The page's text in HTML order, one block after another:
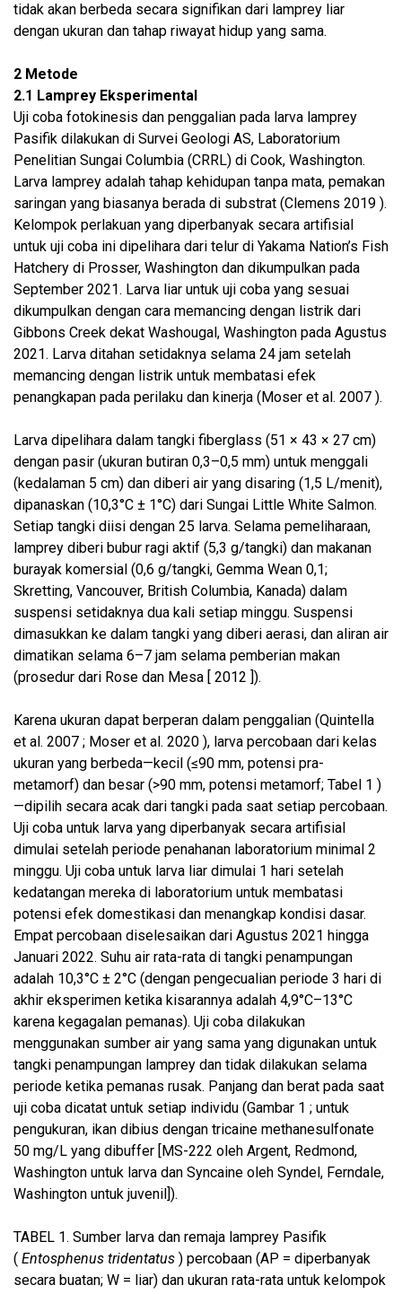
tidak akan berbeda secara signifikan dari lamprey liar
dengan ukuran dan tahap riwayat hidup yang sama.
2 Metode
2.1 Lamprey Eksperimental
Uji coba fotokinesis dan penggalian pada larva lamprey
Pasifik dilakukan di Survei Geologi AS, Laboratorium
Penelitian Sungai Columbia (CRRL) di Cook, Washington.
Larva lamprey adalah tahap kehidupan tanpa mata, pemakan
saringan yang biasanya berada di substrat (Clemens 2019 ).
Kelompok perlakuan yang diperbanyak secara artifisial
untuk uji coba ini dipelihara dari telur di Yakama Nation’s Fish
Hatchery di Prosser, Washington dan dikumpulkan pada
September 2021. Larva liar untuk uji coba yang sesuai
dikumpulkan dengan cara memancing dengan listrik dari
Gibbons Creek dekat Washougal, Washington pada Agustus
2021. Larva ditahan setidaknya selama 24 jam setelah
memancing dengan listrik untuk membatasi efek
penangkapan pada perilaku dan kinerja (Moser et al. 2007 ).
Larva dipelihara dalam tangki fiberglass (51 × 43 × 27 cm)
dengan pasir (ukuran butiran 0,3–0,5 mm) untuk menggali
(kedalaman 5 cm) dan diberi air yang disaring (1,5 L/menit),
dipanaskan (10,3°C ± 1°C) dari Sungai Little White Salmon.
Setiap tangki diisi dengan 25 larva. Selama pemeliharaan,
lamprey diberi bubur ragi aktif (5,3 g/tangki) dan makanan
burayak komersial (0,6 g/tangki, Gemma Wean 0,1;
Skretting, Vancouver, British Columbia, Kanada) dalam
suspensi setidaknya dua kali setiap minggu. Suspensi
dimasukkan ke dalam tangki yang diberi aerasi, dan aliran air
dimatikan selama 6–7 jam selama pemberian makan
(prosedur dari Rose dan Mesa [ 2012 ]).
Karena ukuran dapat berperan dalam penggalian (Quintella
et al. 2007 ; Moser et al. 2020 ), larva percobaan dari kelas
ukuran yang berbeda—kecil (≤90 mm, potensi pra-
metamorf) dan besar (>90 mm, potensi metamorf; Tabel 1 )
—dipilih secara acak dari tangki pada saat setiap percobaan.
Uji coba untuk larva yang diperbanyak secara artifisial
dimulai setelah periode penahanan laboratorium minimal 2
minggu. Uji coba untuk larva liar dimulai 1 hari setelah
kedatangan mereka di laboratorium untuk membatasi
potensi efek domestikasi dan menangkap kondisi dasar.
Empat percobaan diselesaikan dari Agustus 2021 hingga
Januari 2022. Suhu air rata-rata di tangki penampungan
adalah 10,3°C ± 2°C (dengan pengecualian periode 3 hari di
akhir eksperimen ketika kisarannya adalah 4,9°C–13°C
karena kegagalan pemanas). Uji coba dilakukan
menggunakan sumber air yang sama yang digunakan untuk
tangki penampungan lamprey dan tidak dilakukan selama
periode ketika pemanas rusak. Panjang dan berat pada saat
uji coba dicatat untuk setiap individu (Gambar 1 ; untuk
pengukuran, ikan dibius dengan tricaine methanesulfonate
50 mg/L yang dibuffer [MS-222 oleh Argent, Redmond,
Washington untuk larva dan Syncaine oleh Syndel, Ferndale,
Washington untuk juvenil]).
TABEL 1. Sumber larva dan remaja lamprey Pasifik
( Entosphenus tridentatus ) percobaan (AP = diperbanyak
secara buatan; W = liar) dan ukuran rata-rata untuk kelompok